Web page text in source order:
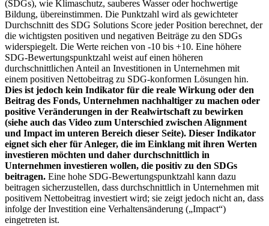
(SDGs), wie Klimaschutz, sauberes Wasser oder hochwertige
Bildung, übereinstimmen. Die Punktzahl wird als gewichteter
Durchschnitt des SDG Solutions Score jeder Position berechnet, der
die wichtigsten positiven und negativen Beiträge zu den SDGs
widerspiegelt. Die Werte reichen von -10 bis +10. Eine höhere
SDG-Bewertungspunktzahl weist auf einen höheren
durchschnittlichen Anteil an Investitionen in Unternehmen mit
einem positiven Nettobeitrag zu SDG-konformen Lösungen hin.
Dies ist jedoch kein Indikator für die reale Wirkung oder den
Beitrag des Fonds, Unternehmen nachhaltiger zu machen oder
positive Veränderungen in der Realwirtschaft zu bewirken
(siehe auch das Video zum Unterschied zwischen Alignment
und Impact im unteren Bereich dieser Seite). Dieser Indikator
eignet sich eher für Anleger, die im Einklang mit ihren Werten
investieren möchten und daher durchschnittlich in
Unternehmen investieren wollen, die positiv zu den SDGs
beitragen. Eine hohe SDG-Bewertungspunktzahl kann dazu
beitragen sicherzustellen, dass durchschnittlich in Unternehmen mit
positivem Nettobeitrag investiert wird; sie zeigt jedoch nicht an, dass
infolge der Investition eine Verhaltensänderung („Impact“)
eingetreten ist.